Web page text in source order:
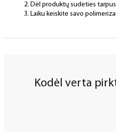
Dėl produktų sudėties
Laiku keiskite savo
Kodėl verta